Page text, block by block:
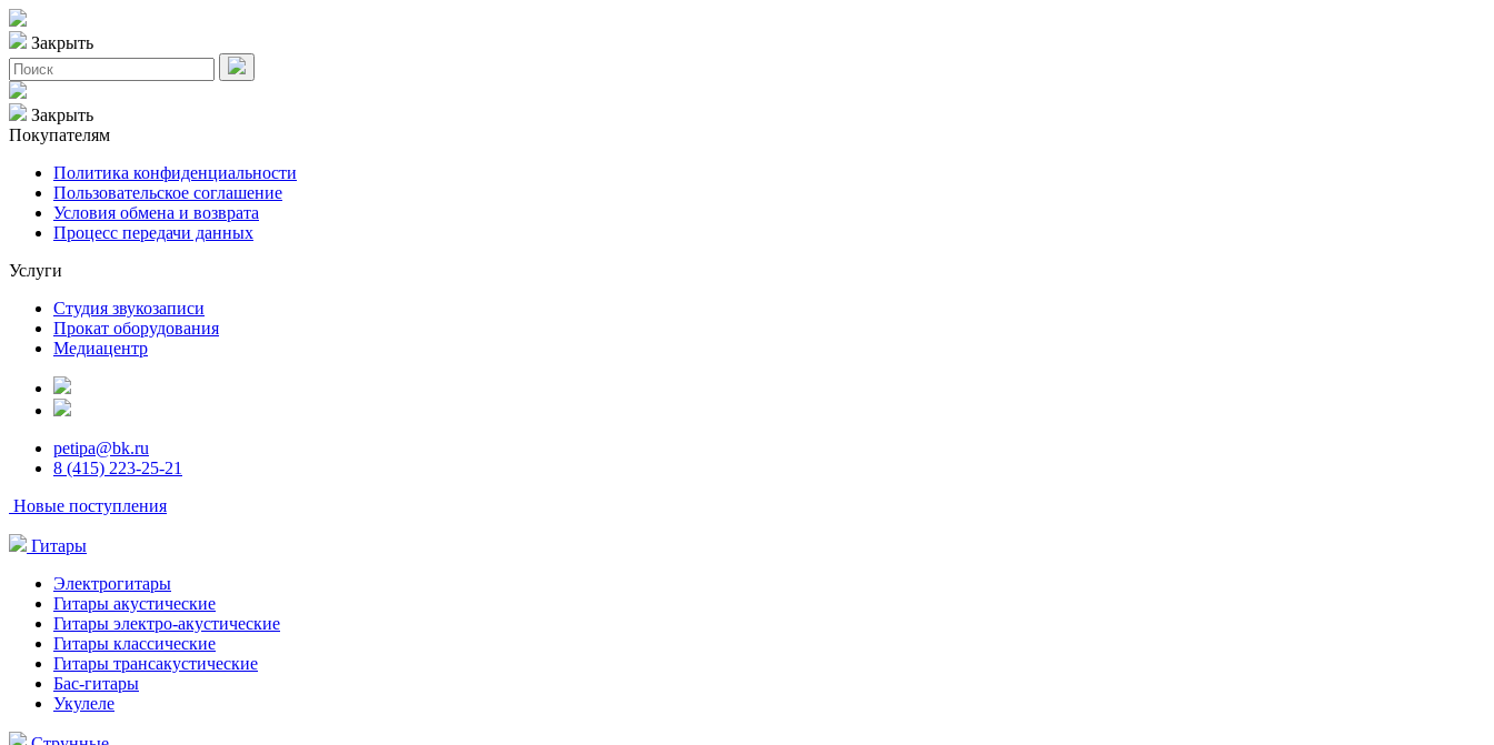
Закрыть
Закрыть
Покупателям
Политика конфиденциальности
Пользовательское соглашение
Условия обмена и возврата
Процесс передачи данных
Услуги
Студия звукозаписи
Прокат оборудования
Медиацентр
petipa@bk.ru
8 (415) 223-25-21
Новые поступления
Гитары
Электрогитары
Гитары акустические
Гитары электро-акустические
Гитары классические
Гитары трансакустические
Бас-гитары
Укулеле